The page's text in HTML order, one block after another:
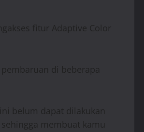
fitur Adaptive Color
di beberapa
belum dapat dilakukan
membuat kamu